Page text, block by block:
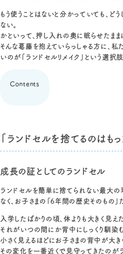
もう使うことはないと分かっていても、ど
ない。
かといって、押し入れの奥に眠らせたまま
そんな葛藤を抱えていらっしゃる方に、
いのが「ランドセルリメイク」という選択肢
Contents
「ランドセルを捨てるのはも
成長の証としてのランドセル
ランドセルを簡単に捨てられない最大の
なく、お子さまの「6年間の歴史そのもの」
入学したばかりの頃、体よりも大きく見え
それがいつの間にか背中にしっくり馴染
小さく見えるほどにお子さまの背中が大きく
その変化を一番近くで見守ってきたのがラ